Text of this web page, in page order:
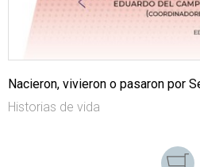
Nacieron, vivieron o pasaron por
Historias de vida